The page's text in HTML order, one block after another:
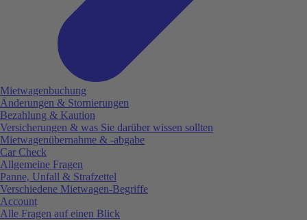
Mietwagenbuchung
Änderungen & Stornierungen
Bezahlung & Kaution
Versicherungen & was Sie darüber wissen sollten
Mietwagenübernahme & -abgabe
Car Check
Allgemeine Fragen
Panne, Unfall & Strafzettel
Verschiedene Mietwagen-Begriffe
Account
Alle Fragen auf einen Blick